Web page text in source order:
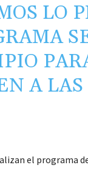
LO
A LAS
el programa